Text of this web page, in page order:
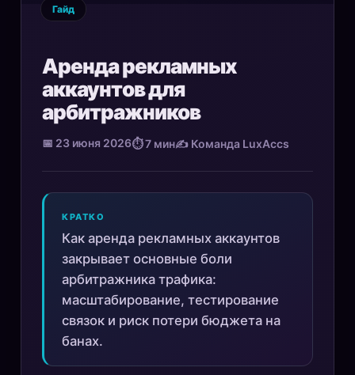
Гайд
Аренда рекламных
аккаунтов для
арбитражников
📅 23 июня 2026⏱ 7 мин✍️ Команда LuxAccs
КРАТКО
Как аренда рекламных аккаунтов
закрывает основные боли
арбитражника трафика:
масштабирование, тестирование
связок и риск потери бюджета на
банах.